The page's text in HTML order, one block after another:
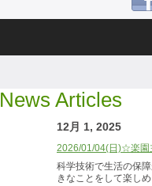
News Articles
12月 1, 2025
2026/01/04(日)☆楽園
科学技術で生活の保
きなことをして楽し